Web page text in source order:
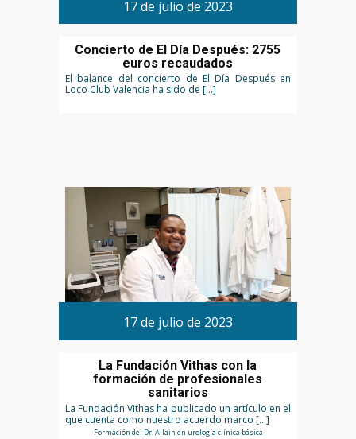
17 de julio de 2023
Concierto de El Día Después: 2755
euros recaudados
El balance del concierto de El Día Después en
Loco Club Valencia ha sido de […]
17 de julio de 2023
La Fundación Vithas con la
formación de profesionales
sanitarios
La Fundación Vithas ha publicado un artículo en el
que cuenta como nuestro acuerdo marco […]
Formación del Dr. Allain en urología clínica básica